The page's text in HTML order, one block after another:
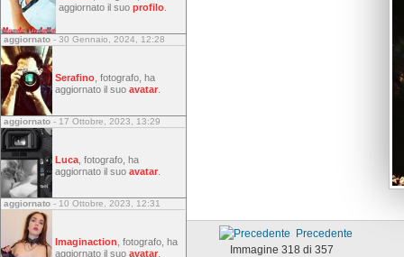
Precedente
Immagine 318 di 357
aggiornato il suo profilo
aggiornato - 30 Gennaio, 2024, 12:28
Serafino , fotografo, ha
aggiornato il suo avatar
aggiornato - 17 Ottobre, 2023, 13:29
Luca , fotografo, ha
aggiornato il suo avatar
aggiornato - 10 Ottobre, 2023, 12:31
Imaginaction , fotografo, ha
aggiornato il suo avatar